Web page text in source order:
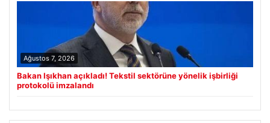
Ağustos 7, 2026
Bakan Işıkhan açıkladı! Tekstil sektörüne yönelik işbirliği
protokolü imzalandı